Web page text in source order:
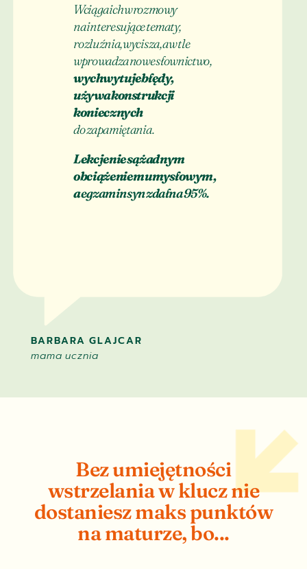
Wciąga ich w rozmowy
na interesujące tematy,
rozluźnia, wycisza, a w tle
wprowadza nowe słownictwo,
wychwytuje błędy,
używa konstrukcji
koniecznych
do zapamiętania.
Lekcje nie są żadnym
obciążeniem umysłowym,
aegzamin syn zdał na 95%.
BARBARA GLAJCAR
mama ucznia
Bez umiejętności
wstrzelania w klucz nie
dostaniesz maks punktów
na maturze, bo...